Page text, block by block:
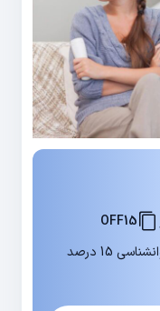
OFF15
در اولین مشاوره آنلاین پزشکی یا روانشناسی 15 درصد